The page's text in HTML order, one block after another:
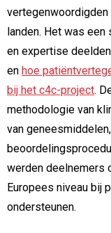
landen. Het was
en expertise
en hoe
bij het c4c-project.
methodologie van
van
werden deelnemers
Europees niveau bij
ondersteunen.